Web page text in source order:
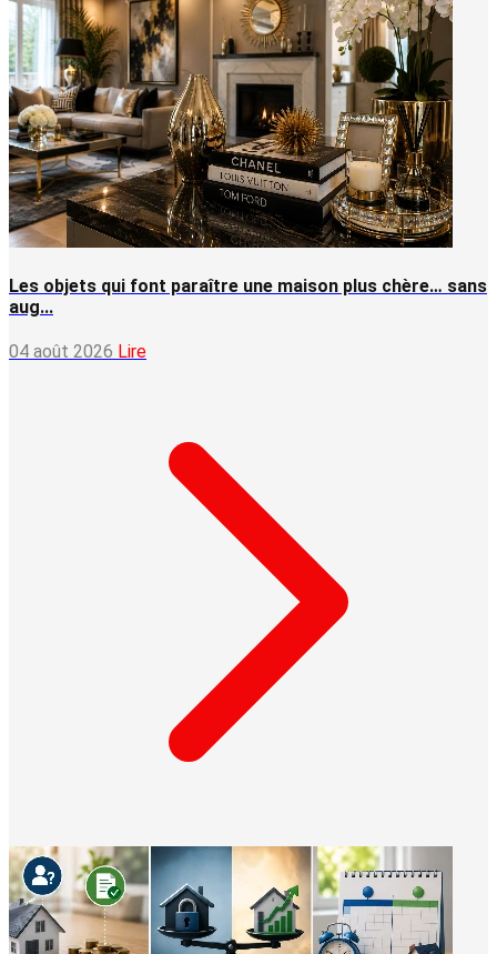
Les objets qui font paraître une maison plus chère… sans
aug...
04 août 2026 Lire